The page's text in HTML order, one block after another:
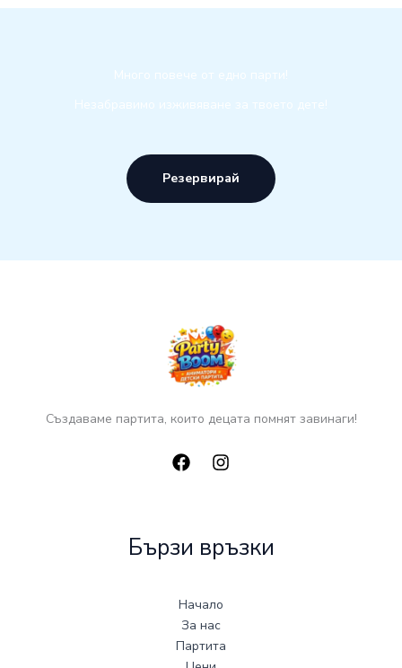
Много повече от едно парти!
Незабравимо изживяване за твоето дете!
Резервирай
Създаваме партита, които децата помнят завинаги!
Бързи връзки
Начало
За нас
Партита